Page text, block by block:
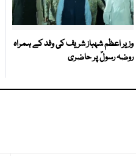
وزیر اعظم شہباز شریف کی وفد کے ہمراہ
روضہ رسولؐ پر حاضری